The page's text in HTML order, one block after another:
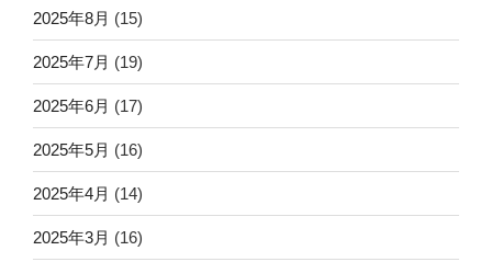
2025年8月 (15)
2025年7月 (19)
2025年6月 (17)
2025年5月 (16)
2025年4月 (14)
2025年3月 (16)